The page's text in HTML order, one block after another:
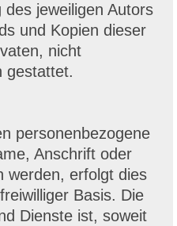
jeweiligen Autors
und Kopien dieser
nicht
gestattet.
personenbezogene
Anschrift oder
werden, erfolgt dies
Basis. Die
Dienste ist, soweit